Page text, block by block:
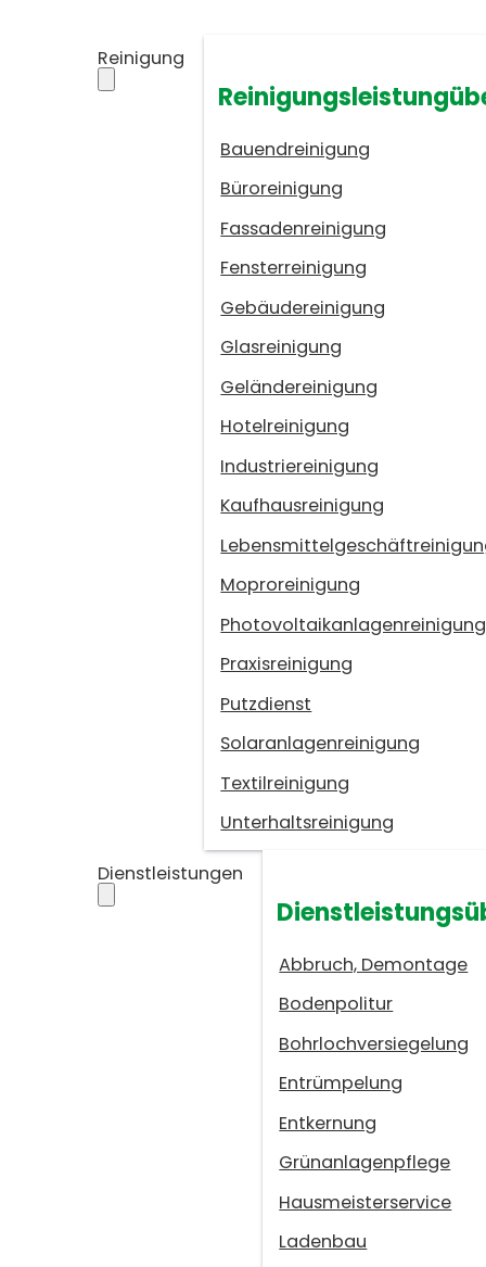
Reinigung
Bauendreinigung
Büroreinigung
Fassadenreinigung
Fensterreinigung
Gebäudereinigung
Glasreinigung
Geländereinigung
Hotelreinigung
Industriereinigung
Kaufhausreinigung
Moproreinigung
Photovoltaikanlagenreinigung
Praxisreinigung
Putzdienst
Solaranlagenreinigung
Textilreinigung
Unterhaltsreinigung
Dienstleistungen
Abbruch, Demontage
Bodenpolitur
Bohrlochversiegelung
Entrümpelung
Entkernung
Grünanlagenpflege
Hausmeisterservice
Ladenbau